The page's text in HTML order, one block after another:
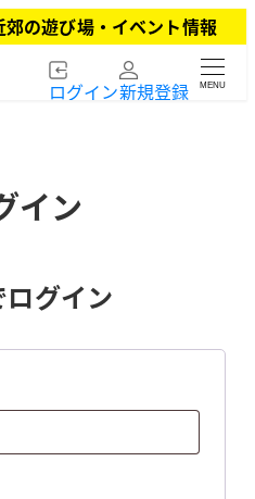
の遊び場・イベント情報
ログイン新規登録 MENU
イン
グイン